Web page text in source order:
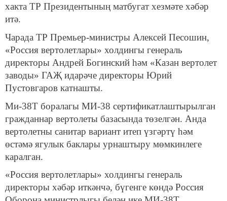
хакта ТР Президентының матбугат хезмәте хәбәр
итә.
Чарада ТР Премьер-министры Алексей Песошин,
«Россия вертолетлары» холдингы генераль
директоры Андрей Богинский һәм «Казан вертолет
заводы» ГАҖ идарәче директоры Юрий
Пустовгаров катнашты.
Ми-38Т боралагы МИ-38 сертификатлаштырылган
гражданнар вертолеты базасында төзелгән. Анда
вертолетны санитар вариант итеп үзгәртү һәм
өстәмә ягулык баклары урнаштыру мөмкинлеге
каралган.
«Россия вертолетлары» холдингы генераль
директоры хәбәр иткәнчә, бүгенге көндә Россия